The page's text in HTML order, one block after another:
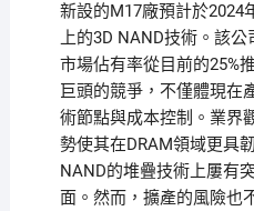
新設的M17廠預計於2024
上的3D NAND技術。該
市場佔有率從目前的25%
巨頭的競爭，不僅體現在
術節點與成本控制。業界
勢使其在DRAM領域更具
NAND的堆疊技術上屢有
面。然而，擴產的風險也